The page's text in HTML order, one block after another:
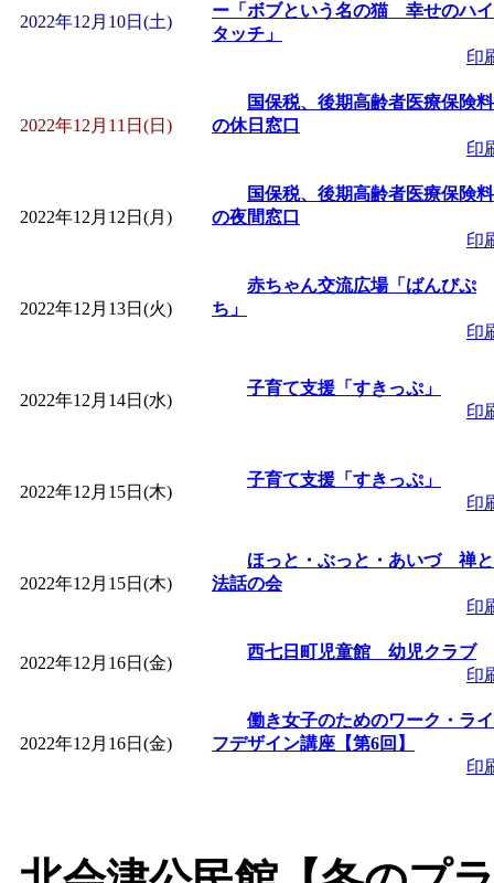
「皆鶴姫のこびる塾
」 受付期間：～
「子育て交流広場「
間：2026/08/10～2026/
赤ちゃん交流広場
間：2026/08/10～2026/
「みなづる号乗車体
「堂島地区歴史ウオ
す」 受付期間：～
みなづる号乗車体
de 健康づくり」
」
「皆鶴姫のこびる塾
「みなづる号乗車体
2022年12月10日(土)
ー「ボブという名の猫 幸せのハイ
タッチ」
印
2022年12月11日(日)
国保税、後期高齢者医療保険料
の休日窓口
印
2022年12月12日(月)
国保税、後期高齢者医療保険料
の夜間窓口
印
2022年12月13日(火)
赤ちゃん交流広場「ばんびぷ
ち」
印
2022年12月14日(水)
子育て支援「すきっぷ」
印
2022年12月15日(木)
子育て支援「すきっぷ」
印
2022年12月15日(木)
ほっと・ぶっと・あいづ 禅と
法話の会
印
2022年12月16日(金)
西七日町児童館 幼児クラブ
印
2022年12月16日(金)
働き女子のためのワーク・ライ
フデザイン講座【第6回】
印